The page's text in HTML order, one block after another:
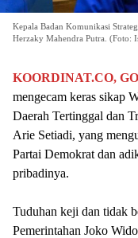
Kepala Badan Komunikasi
Herzaky Mahendra Putra. (Foto:
KOORDINAT.CO,
mengecam keras sikap
Daerah Tertinggal dan
Arie Setiadi, yang
Partai Demokrat dan
pribadinya.
Tuduhan keji dan tidak
Pemerintahan Joko